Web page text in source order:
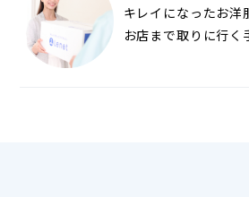
キレイになったお洋
お店まで取りに行く